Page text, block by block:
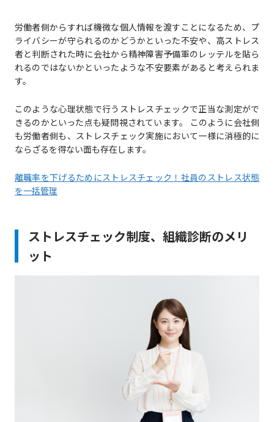
労働者側からすれば機微な個人情報を渡すことになるため、プ
ライバシーが守られるのかどうかといった不安や、高ストレス
者と判断された時に会社から精神障害予備軍のレッテルを貼ら
れるのではないかといったような不安要素があると考えられま
す。
このような心理状態で行うストレスチェックで正当な測定がで
きるのかといった点も疑問視されています。 このように会社側
も労働者側も、ストレスチェック実施において一様に消極的に
ならざるを得ない面も存在します。
離職率を下げるためにストレスチェック！社員のストレス状態
を一括管理
ストレスチェック制度、組織診断のメリ
ット